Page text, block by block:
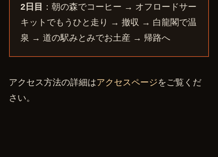
2日目
：朝の森でコーヒー → オフロードサー
キットでもうひと走り → 撤収 → 白龍閣で温
泉 → 道の駅みとみでお土産 → 帰路へ
アクセス方法の詳細はアクセスページをご覧くだ
さい。